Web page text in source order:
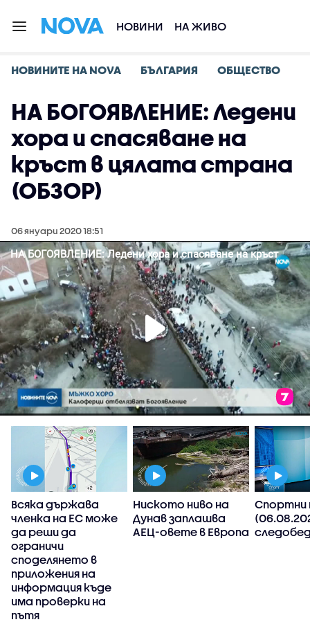
НОВИНИ НА ЖИВО
НОВИНИТЕ НА NOVA БЪЛГАРИЯ ОБЩЕСТВО
НА БОГОЯВЛЕНИЕ: Ледени
хора и спасяване на
кръст в цялата страна
(ОБЗОР)
06 януари 2020 18:51
Всяка държава
членка на ЕС може
да реши да
ограничи
споделянето в
приложения на
информация къде
има проверки на
пътя
Ниското ниво на
Дунав заплашва
АЕЦ-овете в Европа
Спортни